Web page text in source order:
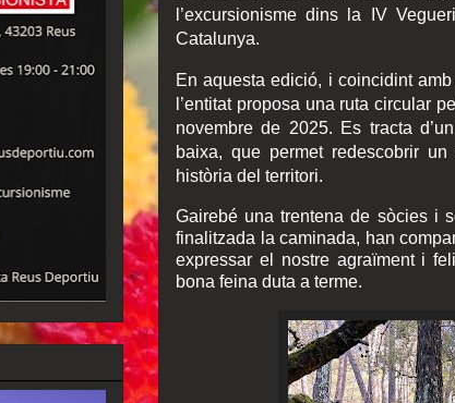
l’excursionisme dins la IV
Catalunya.
En aquesta edició, i coincidint
l’entitat proposa una ruta circular
novembre de 2025. Es tracta
baixa, que permet redescobrir
història del territori.
Gairebé una trentena de sòcies i
finalitzada la caminada, han
expressar el nostre agraïment i
bona feina duta a terme.